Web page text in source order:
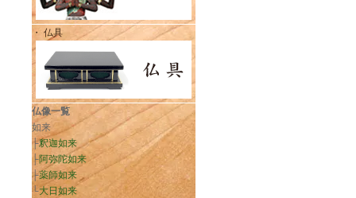
・ 仏具
仏像一覧
如来
├釈迦如来
├阿弥陀如来
├薬師如来
└大日如来